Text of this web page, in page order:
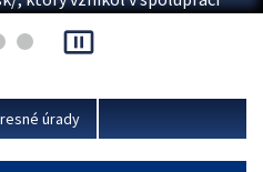
a Ministerstva vnútra SR.
pause_presentation
úrady